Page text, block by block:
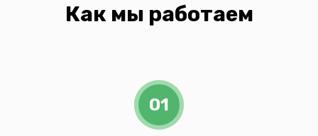
Как мы работаем
01